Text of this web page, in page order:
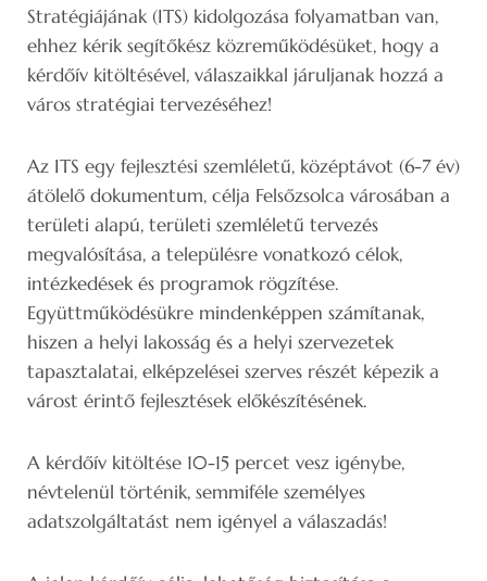
Stratégiájának (ITS) kidolgozása folyamatban van,
ehhez kérik segítőkész közreműködésüket, hogy a
kérdőív kitöltésével, válaszaikkal járuljanak hozzá a
város stratégiai tervezéséhez!
Az ITS egy fejlesztési szemléletű, középtávot (6-7 év)
átölelő dokumentum, célja Felsőzsolca városában a
területi alapú, területi szemléletű tervezés
megvalósítása, a településre vonatkozó célok,
intézkedések és programok rögzítése.
Együttműködésükre mindenképpen számítanak,
hiszen a helyi lakosság és a helyi szervezetek
tapasztalatai, elképzelései szerves részét képezik a
várost érintő fejlesztések előkészítésének.
A kérdőív kitöltése 10-15 percet vesz igénybe,
névtelenül történik, semmiféle személyes
adatszolgáltatást nem igényel a válaszadás!